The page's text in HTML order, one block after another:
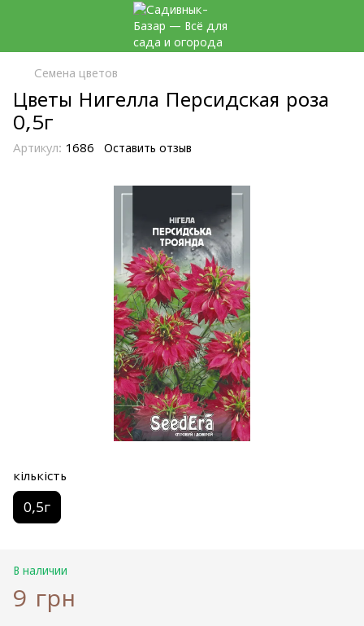
Семена цветов
Цветы Нигелла Персидская роза
0,5г
Артикул: 1686 Оставить отзыв
кількість
0,5г
В наличии
9 грн